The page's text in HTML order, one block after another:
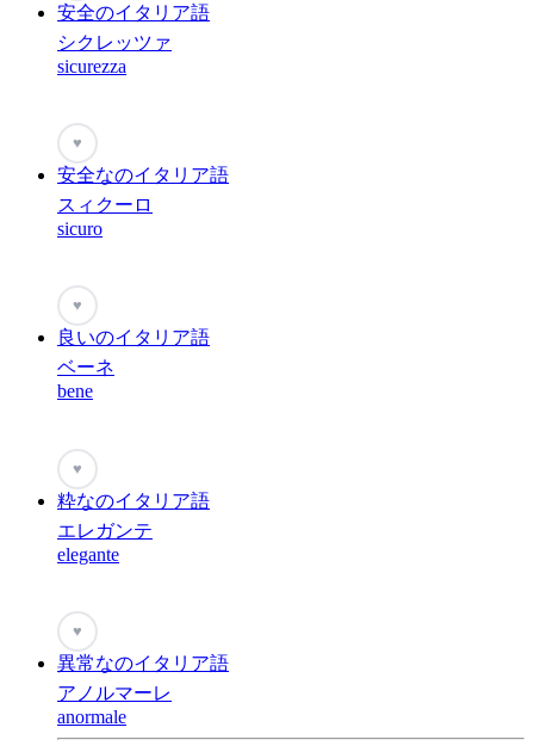
安全のイタリア語
シクレッツァ
sicurezza
♥
安全なのイタリア語
スィクーロ
sicuro
♥
良いのイタリア語
ベーネ
bene
♥
粋なのイタリア語
エレガンテ
elegante
♥
異常なのイタリア語
アノルマーレ
anormale